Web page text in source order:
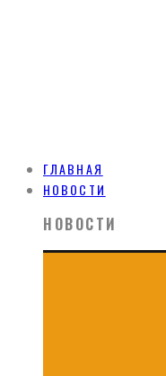
ГЛАВНАЯ
НОВОСТИ
НОВОСТИ